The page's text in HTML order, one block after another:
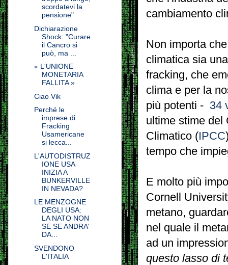
cambiamento
Non importa
climatica sia
fracking, che
clima e per la
più potenti - 34
ultime stime del
Climatico (IPCC
tempo che
E molto più
Cornell
metano,
nel quale il
ad un
questo lasso di
scordatevi la
pensione"
Dichiarazione
Shock: "Curare
il Cancro si
può, ma ...
« L'UNIONE
MONETARIA
FALLITA »
Ciao Vik
Perché le
imprese di
Fracking
Usamericane
si lecca...
L'AUTODISTRUZ
IONE USA
INIZIA A
BUNKERVILLE
IN NEVADA?
LE MENZOGNE
DEGLI USA:
LA NATO NON
SE SE ANDRA'
DA...
SVENDONO
L'ITALIA